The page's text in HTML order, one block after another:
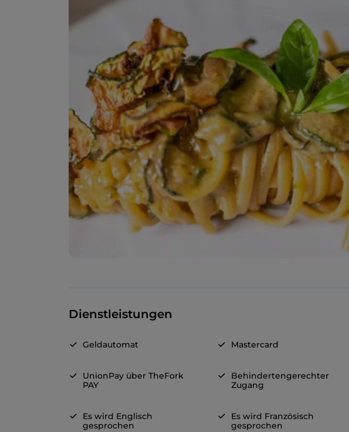
Dienstleistungen
Geldautomat Mastercard
UnionPay über TheFork
PAY
Behindertengerechter
Zugang
Es wird Englisch
gesprochen
Es wird Französisch
gesprochen